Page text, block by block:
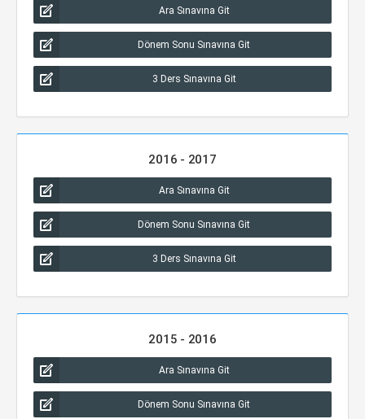
Ara Sınavına Git
Dönem Sonu Sınavına Git
3 Ders Sınavına Git
2016 - 2017
Ara Sınavına Git
Dönem Sonu Sınavına Git
3 Ders Sınavına Git
2015 - 2016
Ara Sınavına Git
Dönem Sonu Sınavına Git